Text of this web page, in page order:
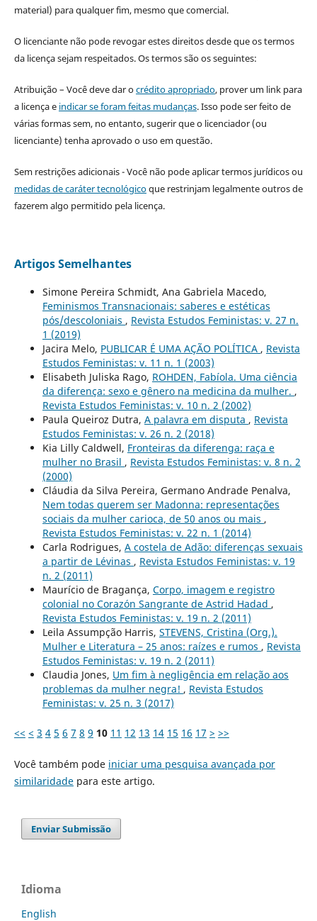
material) para qualquer fim, mesmo que comercial.
O licenciante não pode revogar estes direitos desde que os termos
da licença sejam respeitados. Os termos são os seguintes:
Atribuição – Você deve dar ocrédito apropriado, prover um link para
a licença e indicar se foram feitas mudanças. Isso pode ser feito de
várias formas sem, no entanto, sugerir que o licenciador (ou
licenciante) tenha aprovado o uso em questão.
Sem restrições adicionais - Você não pode aplicar termos jurídicos ou
medidas de caráter tecnológicoque restrinjam legalmente outros de
fazerem algo permitido pela licença.
Artigos Semelhantes
Simone Pereira Schmidt, Ana Gabriela Macedo,
Feminismos Transnacionais: saberes e estéticas
pós/descoloniais , Revista Estudos Feministas: v. 27 n.
1 (2019)
Jacira Melo, PUBLICAR É UMA AÇÃO POLÍTICA , Revista
Estudos Feministas: v. 11 n. 1 (2003)
Elisabeth Juliska Rago, ROHDEN, Fabíola. Uma ciência
da diferença: sexo e gênero na medicina da mulher. ,
Revista Estudos Feministas: v. 10 n. 2 (2002)
Paula Queiroz Dutra, A palavra em disputa , Revista
Estudos Feministas: v. 26 n. 2 (2018)
Kia Lilly Caldwell, Fronteiras da diferenga: raça e
mulher no Brasil , Revista Estudos Feministas: v. 8 n. 2
(2000)
Cláudia da Silva Pereira, Germano Andrade Penalva,
Nem todas querem ser Madonna: representações
sociais da mulher carioca, de 50 anos ou mais ,
Revista Estudos Feministas: v. 22 n. 1 (2014)
Carla Rodrigues, A costela de Adão: diferenças sexuais
a partir de Lévinas , Revista Estudos Feministas: v. 19
n. 2 (2011)
Maurício de Bragança, Corpo, imagem e registro
colonial no Corazón Sangrante de Astrid Hadad ,
Revista Estudos Feministas: v. 19 n. 2 (2011)
Leila Assumpção Harris, STEVENS, Cristina (Org.).
Mulher e Literatura – 25 anos: raízes e rumos , Revista
Estudos Feministas: v. 19 n. 2 (2011)
Claudia Jones, Um fim à negligência em relação aos
problemas da mulher negra! , Revista Estudos
Feministas: v. 25 n. 3 (2017)
<< < 3 4 5 6 7 8 9 10 11 12 13 14 15 16 17 > >>
Você também pode iniciar uma pesquisa avançada por
similaridadepara este artigo.
Enviar Submissão
Idioma
English